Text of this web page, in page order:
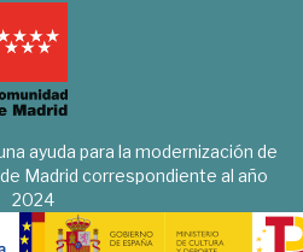
ayuda para la modernización de
Madrid correspondiente al año
2024